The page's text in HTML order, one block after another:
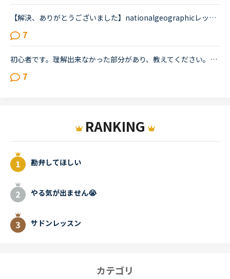
【解決、ありがとうございました】nationalgeographicレッスン中にも質問しましたが、どうしても分からないので教えてください★誤字があったら申し訳ありませんFARTAL ATTRACTIONパラグラフCThere are three smal...
7
初心者です。理解出来なかった部分があり、教えてください。James is asking Charlotte about Gabriella's birthday party. James When was Gabriella's birthday?Charlotte It was last weekend.James How was t...
7
RANKING
勘弁してほしい
やる気が出ません😭
サドンレッスン
カテゴリ